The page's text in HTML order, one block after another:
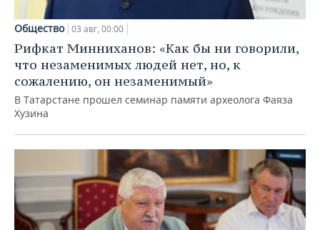
Общество 03 авг, 00:00
Рифкат Минниханов: «Как бы ни говорили,
что незаменимых людей нет, но, к
сожалению, он незаменимый»
В Татарстане прошел семинар памяти археолога Фаяза
Хузина